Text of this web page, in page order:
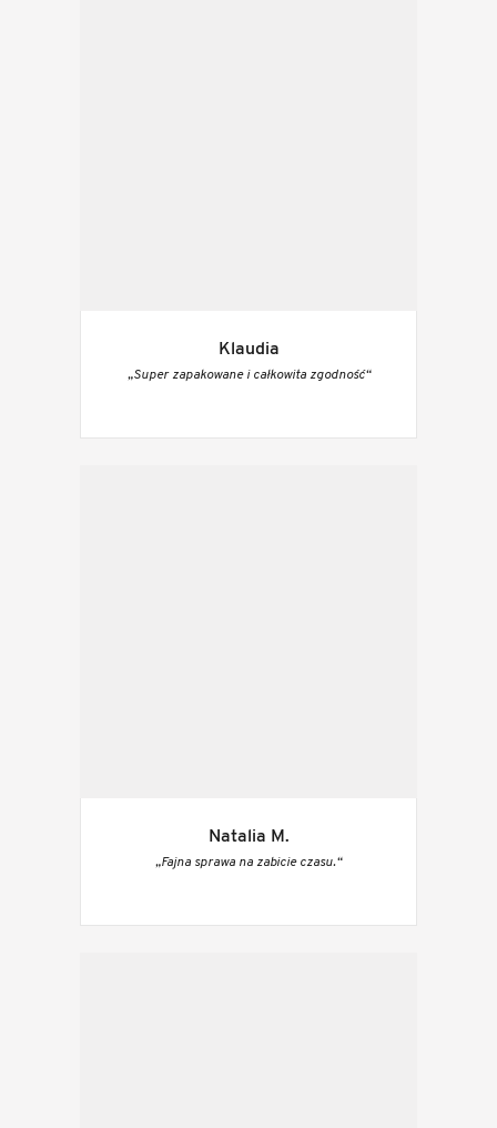
Klaudia
„Super zapakowane i całkowita zgodność“
Natalia M.
„Fajna sprawa na zabicie czasu.“